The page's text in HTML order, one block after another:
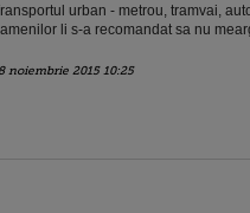
urban - metrou, tramvai,
li s-a recomandat sa nu
noiembrie 2015 10:25